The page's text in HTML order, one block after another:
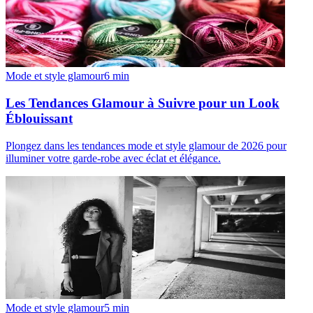
Mode et style glamour6 min
Les Tendances Glamour à Suivre pour un Look
Éblouissant
Plongez dans les tendances mode et style glamour de 2026 pour
illuminer votre garde-robe avec éclat et élégance.
Mode et style glamour5 min